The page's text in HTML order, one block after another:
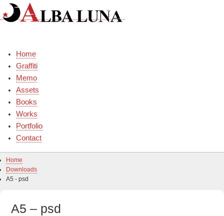
Skip
to
Home
Graffiti
Memo
Assets
Books
Works
Portfolio
Contact
Home
Downloads
A5 - psd
A5 – psd